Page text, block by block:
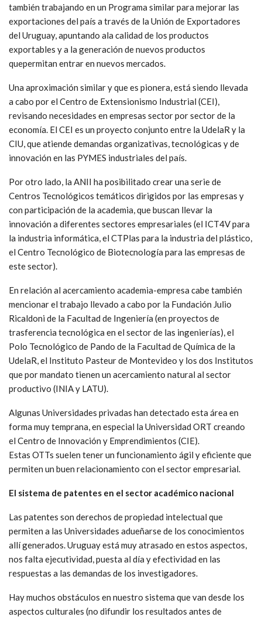
también trabajando en un Programa similar para mejorar las
exportaciones del país a través de la Unión de Exportadores
del Uruguay, apuntando ala calidad de los productos
exportables y a la generación de nuevos productos
quepermitan entrar en nuevos mercados.
Una aproximación similar y que es pionera, está siendo llevada
a cabo por el Centro de Extensionismo Industrial (CEI),
revisando necesidades en empresas sector por sector de la
economía. El CEI es un proyecto conjunto entre la UdelaR y la
CIU, que atiende demandas organizativas, tecnológicas y de
innovación en las PYMES industriales del país.
Por otro lado, la ANII ha posibilitado crear una serie de
Centros Tecnológicos temáticos dirigidos por las empresas y
con participación de la academia, que buscan llevar la
innovación a diferentes sectores empresariales (el ICT4V para
la industria informática, el CTPlas para la industria del plástico,
el Centro Tecnológico de Biotecnología para las empresas de
este sector).
En relación al acercamiento academia-empresa cabe también
mencionar el trabajo llevado a cabo por la Fundación Julio
Ricaldoni de la Facultad de Ingeniería (en proyectos de
trasferencia tecnológica en el sector de las ingenierías), el
Polo Tecnológico de Pando de la Facultad de Química de la
UdelaR, el Instituto Pasteur de Montevideo y los dos Institutos
que por mandato tienen un acercamiento natural al sector
productivo (INIA y LATU).
Algunas Universidades privadas han detectado esta área en
forma muy temprana, en especial la Universidad ORT creando
el Centro de Innovación y Emprendimientos (CIE).
Estas OTTs suelen tener un funcionamiento ágil y eficiente que
permiten un buen relacionamiento con el sector empresarial.
El sistema de patentes en el sector académico nacional
Las patentes son derechos de propiedad intelectual que
permiten a las Universidades adueñarse de los conocimientos
allí generados. Uruguay está muy atrasado en estos aspectos,
nos falta ejecutividad, puesta al día y efectividad en las
respuestas a las demandas de los investigadores.
Hay muchos obstáculos en nuestro sistema que van desde los
aspectos culturales (no difundir los resultados antes de